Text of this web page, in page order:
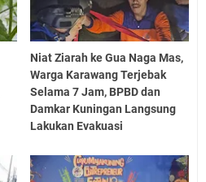
Niat Ziarah ke Gua Naga Mas,
Warga Karawang Terjebak
Selama 7 Jam, BPBD dan
Damkar Kuningan Langsung
Lakukan Evakuasi